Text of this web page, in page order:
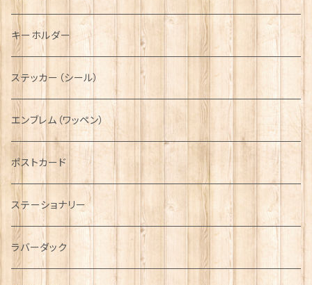
ディアストーカー
タータン【Glencroft】
ボタンラップマフラー【Aran Traditions】
スカーフ
ファッションマスク
その他のアクセサリー
ラブスプーン【PAUL CURTIS】
ティーコジー
その他テーブルウェア
乗り物
動物＆植物
国旗＆紋章
音楽＆楽器
運動＆人物
シンボル
ミリタリー
NAVY
AIRFORCE
ARMY
ピューター
キーホルダー
ステッカー（シール）
エンブレム（ワッペン）
ポストカード
ステーショナリー
ラバーダック